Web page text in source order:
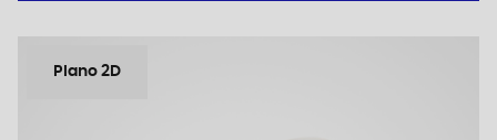
Plano 2D